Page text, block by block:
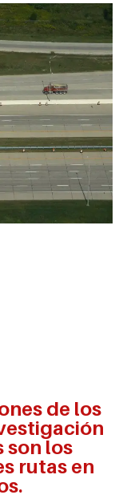
de los
son los
rutas en